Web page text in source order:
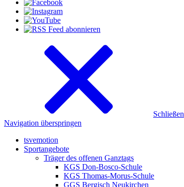
Schließen
Navigation überspringen
tsvemotion
Sportangebote
Träger des offenen Ganztags
KGS Don-Bosco-Schule
KGS Thomas-Morus-Schule
GGS Bergisch Neukirchen